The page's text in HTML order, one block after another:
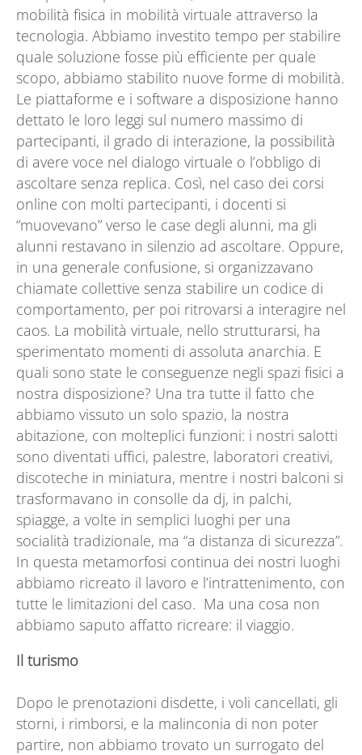
mobilità fisica in mobilità virtuale attraverso la
tecnologia. Abbiamo investito tempo per stabilire
quale soluzione fosse più efficiente per quale
scopo, abbiamo stabilito nuove forme di mobilità.
Le piattaforme e i software a disposizione hanno
dettato le loro leggi sul numero massimo di
partecipanti, il grado di interazione, la possibilità
di avere voce nel dialogo virtuale o l’obbligo di
ascoltare senza replica. Così, nel caso dei corsi
online con molti partecipanti, i docenti si
“muovevano” verso le case degli alunni, ma gli
alunni restavano in silenzio ad ascoltare. Oppure,
in una generale confusione, si organizzavano
chiamate collettive senza stabilire un codice di
comportamento, per poi ritrovarsi a interagire nel
caos. La mobilità virtuale, nello strutturarsi, ha
sperimentato momenti di assoluta anarchia. E
quali sono state le conseguenze negli spazi fisici a
nostra disposizione? Una tra tutte il fatto che
abbiamo vissuto un solo spazio, la nostra
abitazione, con molteplici funzioni: i nostri salotti
sono diventati uffici, palestre, laboratori creativi,
discoteche in miniatura, mentre i nostri balconi si
trasformavano in consolle da dj, in palchi,
spiagge, a volte in semplici luoghi per una
socialità tradizionale, ma “a distanza di sicurezza”.
In questa metamorfosi continua dei nostri luoghi
abbiamo ricreato il lavoro e l’intrattenimento, con
tutte le limitazioni del caso. Ma una cosa non
abbiamo saputo affatto ricreare: il viaggio.
Il turismo
Dopo le prenotazioni disdette, i voli cancellati, gli
storni, i rimborsi, e la malinconia di non poter
partire, non abbiamo trovato un surrogato del